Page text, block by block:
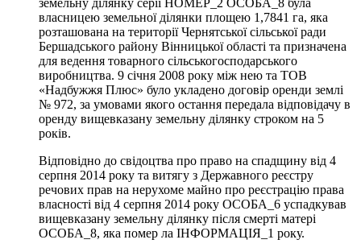
власницею земельної ділянки площею 1,7841 га, яка
розташована на території Чернятської сільської ради
Бершадського району Вінницької області та призначена
для ведення товарного сільськогосподарського
виробництва. 9 січня 2008 року між нею та ТОВ
«Надбужжя Плюс» було укладено договір оренди землі
№ 972, за умовами якого остання передала відповідачу в
оренду вищевказану земельну ділянку строком на 5
років.
Відповідно до свідоцтва про право на спадщину від 4
серпня 2014 року та витягу з Державного реєстру
речових прав на нерухоме майно про реєстрацію права
власності від 4 серпня 2014 року ОСОБА_6 успадкував
вищевказану земельну ділянку після смерті матері
ОСОБА_8, яка помер ла ІНФОРМАЦІЯ_1 року.